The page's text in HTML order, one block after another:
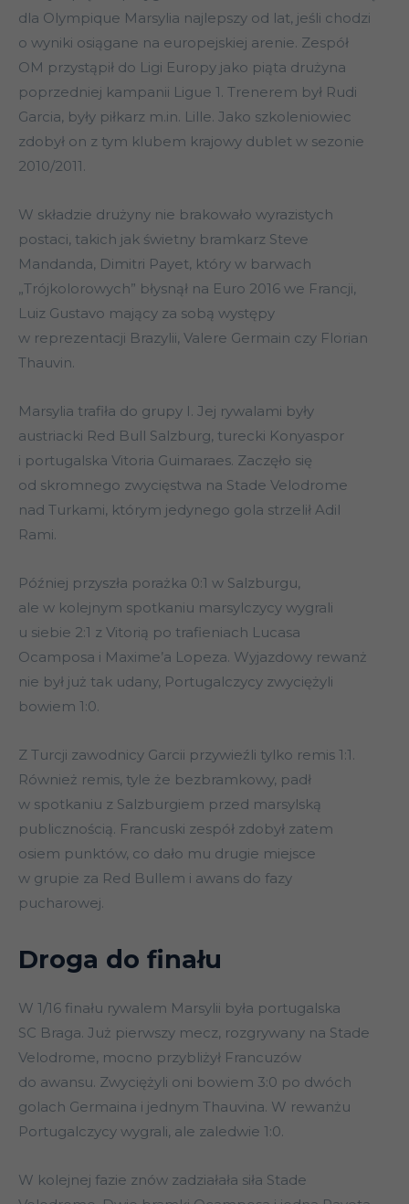
dla Olympique Marsylia najlepszy od lat, jeśli chodzi
o wyniki osiągane na europejskiej arenie. Zespół
OM przystąpił do Ligi Europy jako piąta drużyna
poprzedniej kampanii Ligue 1. Trenerem był Rudi
Garcia, były piłkarz m.in. Lille. Jako szkoleniowiec
zdobył on z tym klubem krajowy dublet w sezonie
2010/2011.
W składzie drużyny nie brakowało wyrazistych
postaci, takich jak świetny bramkarz Steve
Mandanda, Dimitri Payet, który w barwach
„Trójkolorowych” błysnął na Euro 2016 we Francji,
Luiz Gustavo mający za sobą występy
w reprezentacji Brazylii, Valere Germain czy Florian
Thauvin.
Marsylia trafiła do grupy I. Jej rywalami były
austriacki Red Bull Salzburg, turecki Konyaspor
i portugalska Vitoria Guimaraes. Zaczęło się
od skromnego zwycięstwa na Stade Velodrome
nad Turkami, którym jedynego gola strzelił Adil
Rami.
Później przyszła porażka 0:1 w Salzburgu,
ale w kolejnym spotkaniu marsylczycy wygrali
u siebie 2:1 z Vitorią po trafieniach Lucasa
Ocamposa i Maxime’a Lopeza. Wyjazdowy rewanż
nie był już tak udany, Portugalczycy zwyciężyli
bowiem 1:0.
Z Turcji zawodnicy Garcii przywieźli tylko remis 1:1.
Również remis, tyle że bezbramkowy, padł
w spotkaniu z Salzburgiem przed marsylską
publicznością. Francuski zespół zdobył zatem
osiem punktów, co dało mu drugie miejsce
w grupie za Red Bullem i awans do fazy
pucharowej.
Droga do finału
W 1/16 finału rywalem Marsylii była portugalska
SC Braga. Już pierwszy mecz, rozgrywany na Stade
Velodrome, mocno przybliżył Francuzów
do awansu. Zwyciężyli oni bowiem 3:0 po dwóch
golach Germaina i jednym Thauvina. W rewanżu
Portugalczycy wygrali, ale zaledwie 1:0.
W kolejnej fazie znów zadziałała siła Stade